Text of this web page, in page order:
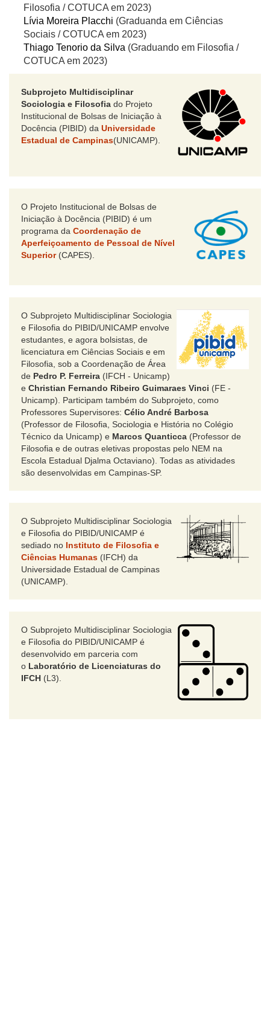
Filosofia / COTUCA em 2023)
Lívia Moreira Placchi (Graduanda em Ciências
Sociais / COTUCA em 2023)
Thiago Tenorio da Silva (Graduando em Filosofia /
COTUCA em 2023)
Subprojeto Multidisciplinar
Sociologia e Filosofia do Projeto
Institucional de Bolsas de Iniciação à
Docência (PIBID) da Universidade
Estadual de Campinas(UNICAMP).
O Projeto Institucional de Bolsas de
Iniciação à Docência (PIBID) é um
programa da Coordenação de
Aperfeiçoamento de Pessoal de Nível
Superior(CAPES).
O Subprojeto Multidisciplinar Sociologia
e Filosofia do PIBID/UNICAMP envolve
estudantes, e agora bolsistas, de
licenciatura em Ciências Sociais e em
Filosofia, sob a Coordenação de Área
de Pedro P. Ferreira (IFCH - Unicamp)
e Christian Fernando Ribeiro Guimaraes Vinci (FE -
Unicamp). Participam também do Subprojeto, como
Professores Supervisores: Célio André Barbosa
(Professor de Filosofia, Sociologia e História no Colégio
Técnico da Unicamp) e Marcos Quanticca (Professor de
Filosofia e de outras eletivas propostas pelo NEM na
Escola Estadual Djalma Octaviano). Todas as atividades
são desenvolvidas em Campinas-SP.
O Subprojeto Multidisciplinar Sociologia
e Filosofia do PIBID/UNICAMP é
sediado no Instituto de Filosofia e
Ciências Humanas (IFCH) da
Universidade Estadual de Campinas
(UNICAMP).
O Subprojeto Multidisciplinar Sociologia
e Filosofia do PIBID/UNICAMP é
desenvolvido em parceria com
o Laboratório de Licenciaturas do
IFCH (L3).